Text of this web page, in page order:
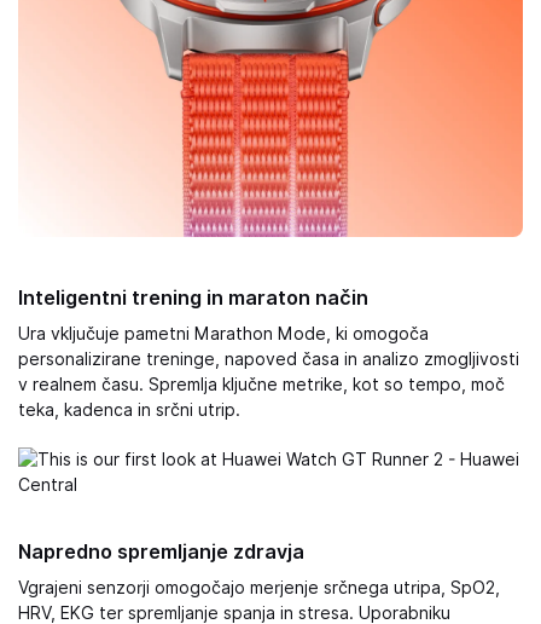
Inteligentni trening in maraton način
Ura vključuje pametni Marathon Mode, ki omogoča
personalizirane treninge, napoved časa in analizo zmogljivosti
v realnem času. Spremlja ključne metrike, kot so tempo, moč
teka, kadenca in srčni utrip.
Napredno spremljanje zdravja
Vgrajeni senzorji omogočajo merjenje srčnega utripa, SpO2,
HRV, EKG ter spremljanje spanja in stresa. Uporabniku